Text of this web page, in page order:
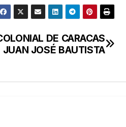
DE CARACAS
JUAN JOSÉ BAUTISTA